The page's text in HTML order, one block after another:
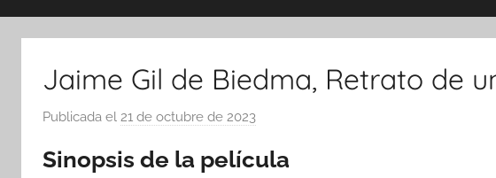
Jaime Gil de Biedma, Retrato de
Publicada el 21 de octubre de 2023
r
Sinopsis de la película